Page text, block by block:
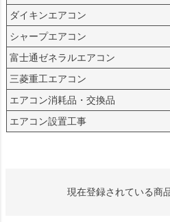
ダイキンエアコン
シャープエアコン
富士通ゼネラルエアコン
三菱重工エアコン
エアコン消耗品・交換品
エアコン設置工事
現在登録されている商